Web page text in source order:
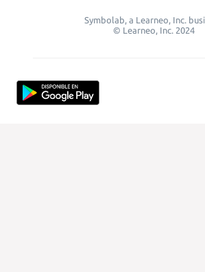
Symbolab, a Learneo, Inc.
© Learneo, Inc. 2024